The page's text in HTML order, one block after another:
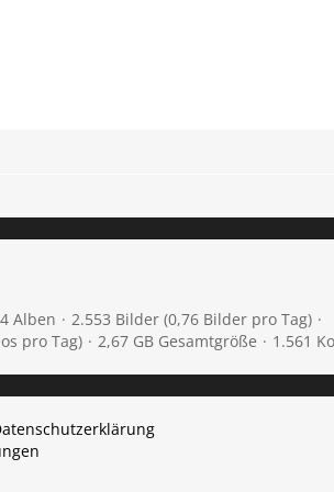
Alben
2.553 Bilder (0,76 Bilder pro Tag)
pro Tag)
2,67 GB Gesamtgröße 1.561